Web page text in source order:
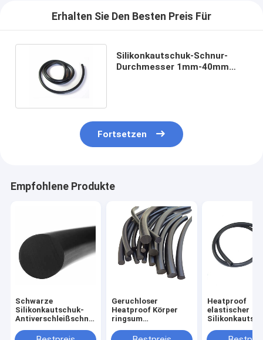
Erhalten Sie Den Besten Preis Für
Silikonkautschuk-Schnur-
Durchmesser 1mm-40mm
Fortsetzen
Empfohlene Produkte
Schwarze
Silikonkautschuk-
Antiverschleißschnur
säurebeständiges
Geruchloser
Heatproof Körper
ringsum
Corona Resistant
Heatproof
elastischer
Antioxidation